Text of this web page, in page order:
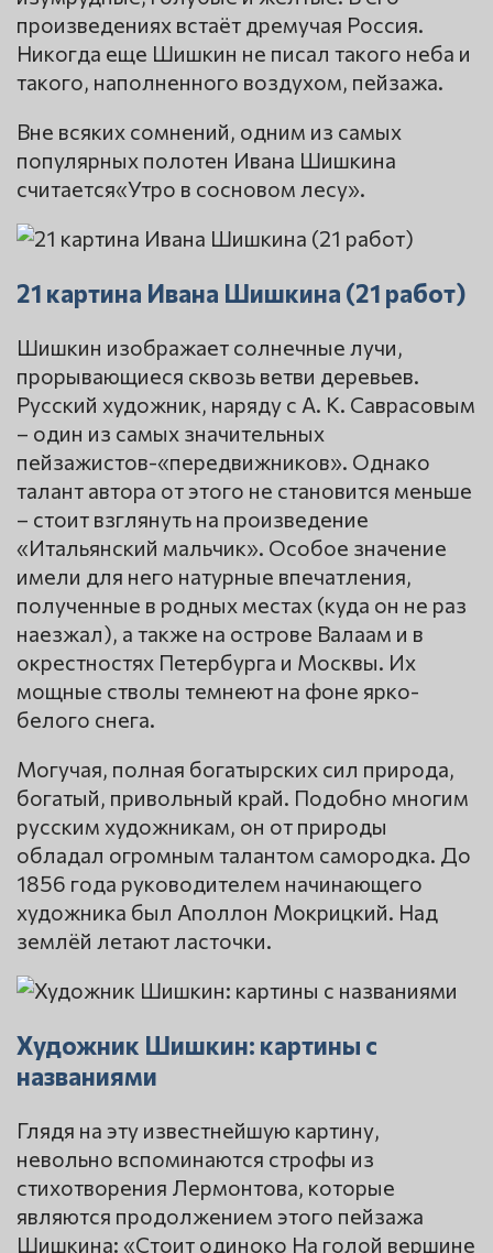
произведениях встаёт дремучая Россия.
Никогда еще Шишкин не писал такого неба и
такого, наполненного воздухом, пейзажа.
Вне всяких сомнений, одним из самых
популярных полотен Ивана Шишкина
считается«Утро в сосновом лесу».
21 картина Ивана Шишкина (21 работ)
Шишкин изображает солнечные лучи,
прорывающиеся сквозь ветви деревьев.
Русский художник, наряду с А. К. Саврасовым
– один из самых значительных
пейзажистов-«передвижников». Однако
талант автора от этого не становится меньше
– стоит взглянуть на произведение
«Итальянский мальчик». Особое значение
имели для него натурные впечатления,
полученные в родных местах (куда он не раз
наезжал), а также на острове Валаам и в
окрестностях Петербурга и Москвы. Их
мощные стволы темнеют на фоне ярко-
белого снега.
Могучая, полная богатырских сил природа,
богатый, привольный край. Подобно многим
русским художникам, он от природы
обладал огромным талантом самородка. До
1856 года руководителем начинающего
художника был Аполлон Мокрицкий. Над
землёй летают ласточки.
Художник Шишкин: картины с
названиями
Глядя на эту известнейшую картину,
невольно вспоминаются строфы из
стихотворения Лермонтова, которые
являются продолжением этого пейзажа
Шишкина: «Стоит одиноко На голой вершине